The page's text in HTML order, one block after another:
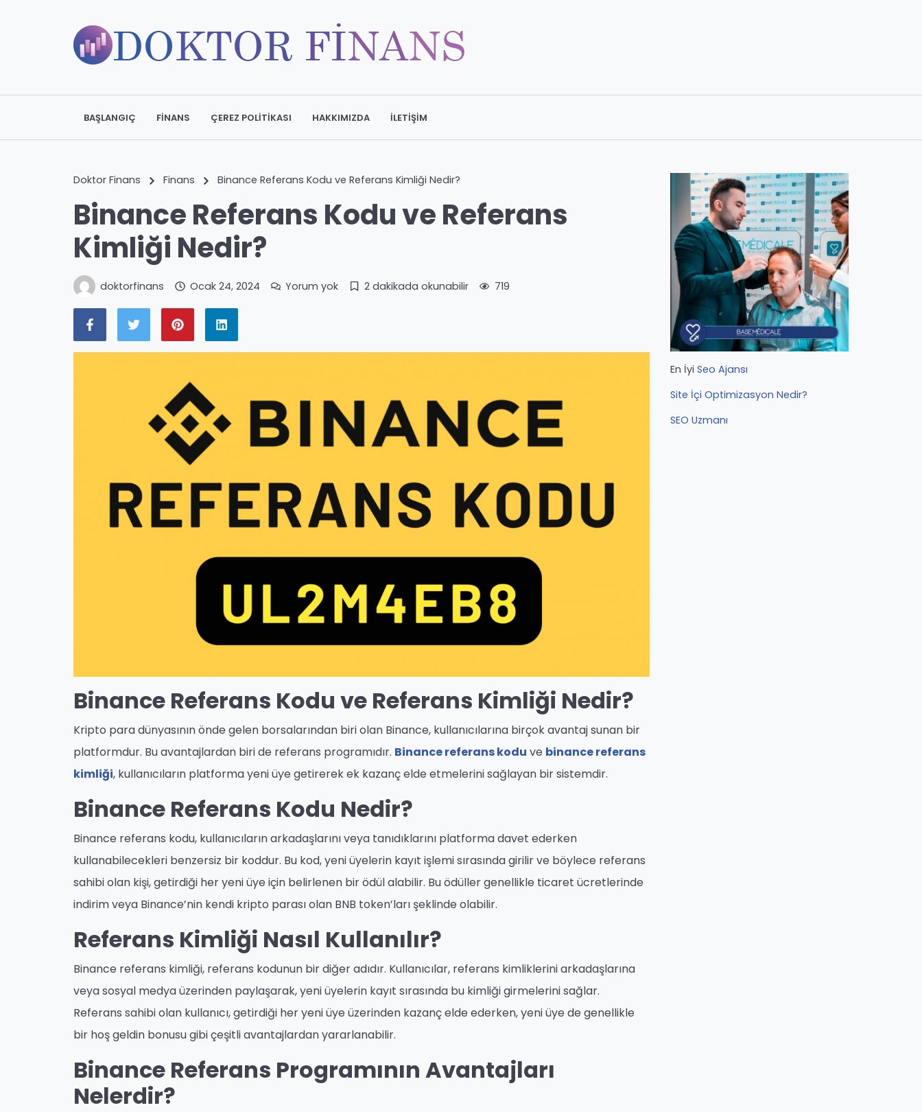
BAŞLANGIÇ FINANS ÇEREZ POLITIKASI HAKKIMIZDA İLETIŞIM
Doktor Finans Finans Binance Referans Kodu ve Referans Kimliği Nedir?
Binance Referans Kodu ve Referans
Kimliği Nedir?
doktorfinans Ocak 24, 2024 Yorum yok 2 dakikada okunabilir 719
Binance Referans Kodu ve Referans Kimliği Nedir?
Kripto para dünyasının önde gelen borsalarından biri olan Binance, kullanıcılarına birçok avantaj sunan bir
platformdur. Bu avantajlardan biri de referans programıdır. Binance referans kodu ve binance referans
kimliği, kullanıcıların platforma yeni üye getirerek ek kazanç elde etmelerini sağlayan bir sistemdir.
Binance Referans Kodu Nedir?
Binance referans kodu, kullanıcıların arkadaşlarını veya tanıdıklarını platforma davet ederken
kullanabilecekleri benzersiz bir koddur. Bu kod, yeni üyelerin kayıt işlemi sırasında girilir ve böylece referans
sahibi olan kişi, getirdiği her yeni üye için belirlenen bir ödül alabilir. Bu ödüller genellikle ticaret ücretlerinde
indirim veya Binance’nin kendi kripto parası olan BNB token’ları şeklinde olabilir.
Referans Kimliği Nasıl Kullanılır?
Binance referans kimliği, referans kodunun bir diğer adıdır. Kullanıcılar, referans kimliklerini arkadaşlarına
veya sosyal medya üzerinden paylaşarak, yeni üyelerin kayıt sırasında bu kimliği girmelerini sağlar.
Referans sahibi olan kullanıcı, getirdiği her yeni üye üzerinden kazanç elde ederken, yeni üye de genellikle
bir hoş geldin bonusu gibi çeşitli avantajlardan yararlanabilir.
Binance Referans Programının Avantajları
Nelerdir?
En İyi Seo Ajansı
Site İçi Optimizasyon Nedir?
SEO Uzmanı